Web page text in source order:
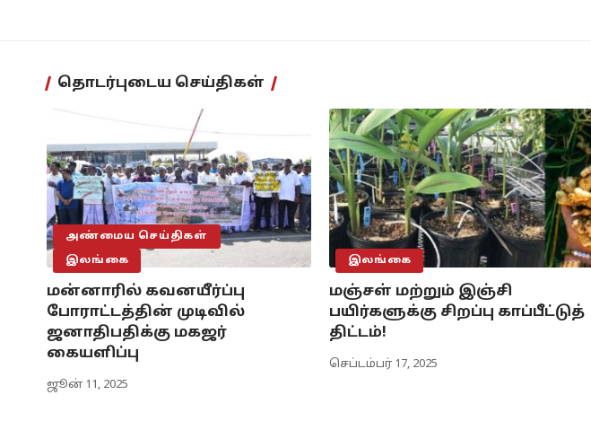
தொடர்புடைய செய்திகள்
அண்மைய செய்திகள்
இலங்கை
மன்னாரில் கவனயீர்ப்பு
போராட்டத்தின் முடிவில்
ஜனாதிபதிக்கு மகஜர்
கையளிப்பு
ஜூன் 11, 2025
இலங்கை
மஞ்சள் மற்றும் இஞ்சி
பயிர்களுக்கு சிறப்பு காப்பீட்டுத்
திட்டம்!
செப்டம்பர் 17, 2025